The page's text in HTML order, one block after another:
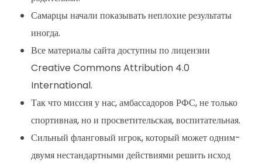
Самарцы начали показывать неплохие результаты
иногда.
Все материалы сайта доступны по лицензии
Creative Commons Attribution 4.0
International.
Так что миссия у нас, амбассадоров РФС, не только
спортивная, но и просветительская, воспитательная.
Сильный фланговый игрок, который может одним-
двумя нестандартными действиями решить исход